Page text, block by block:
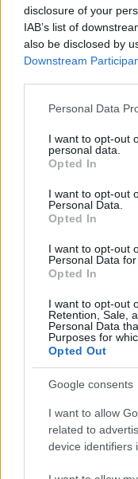
disclosure of your
IAB’s list of
also be disclosed by
Downstream
Please note that this
not limited to your
grant or deny
use your data for
consent section.
Personal Data
I want to opt-out
personal data.
Opted In
I want to opt-out
Personal Data.
Opted In
I want to opt-out
Personal Data
Opted In
I want to opt-out
Retention, Sale,
Personal Data
Purposes for
Opted Out
Google consents
I want to allow
related to
device identifiers
El Betis se enfrentará
la enfermería. Lo
siguen lesionados, al
esguince de tobillo en
Marc Roca ha
Top Comunio: los
Gayà entrena con
El Valencia jugará el
un partido que no se
Gayà. El defensa fue
el empeine producida